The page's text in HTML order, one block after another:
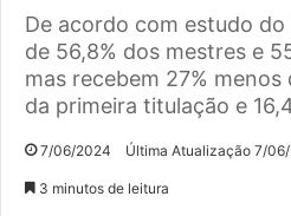
De acordo com estudo do
de 56,8% dos mestres e
mas recebem 27% menos
da primeira titulação e
7/06/2024 Última Atualização 7/
3 minutos de leitura